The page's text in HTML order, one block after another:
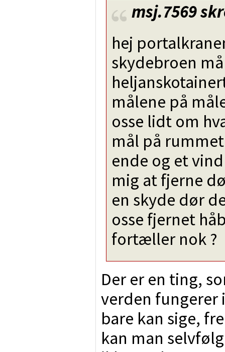
msj.7569
hej
skydebroen
målene på
osse lidt om
mål på
ende og et
mig at fjerne
en skyde dør
osse fjernet
fortæller nok ?
Der er en ting,
verden fungerer
bare kan sige,
kan man